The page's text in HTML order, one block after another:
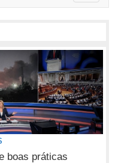
boas práticas